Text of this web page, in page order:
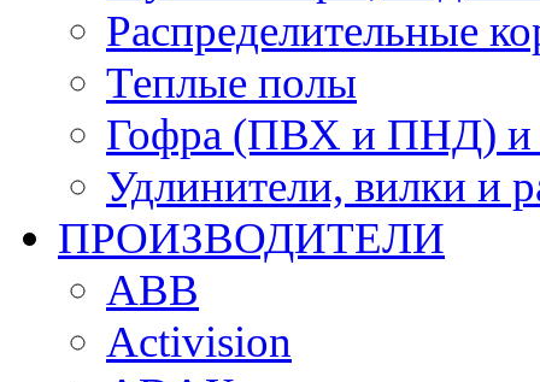
Распределительные
Теплые полы
Гофра (ПВХ и ПНД) и
Удлинители, вилки и
ПРОИЗВОДИТЕЛИ
ABB
Activision